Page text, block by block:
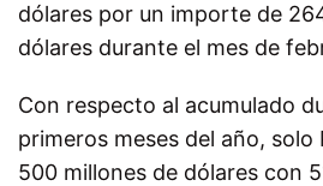
dólares por un importe de
dólares durante el mes de
Con respecto al acumulado
primeros meses del año, solo
500 millones de dólares con